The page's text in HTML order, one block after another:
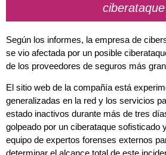
ciberataque
Según los informes, la empresa de
se vio afectada por un posible
de los proveedores de seguros más
El sitio web de la compañía está
generalizadas en la red y los servicios
estado inactivos durante más de tres
golpeado por un ciberataque sofisticado
equipo de expertos forenses externos